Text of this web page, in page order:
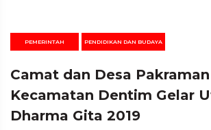
PEMERINTAH PENDIDIKAN DAN BUDAYA
Camat dan Desa Pakraman
Kecamatan Dentim Gelar
Dharma Gita 2019